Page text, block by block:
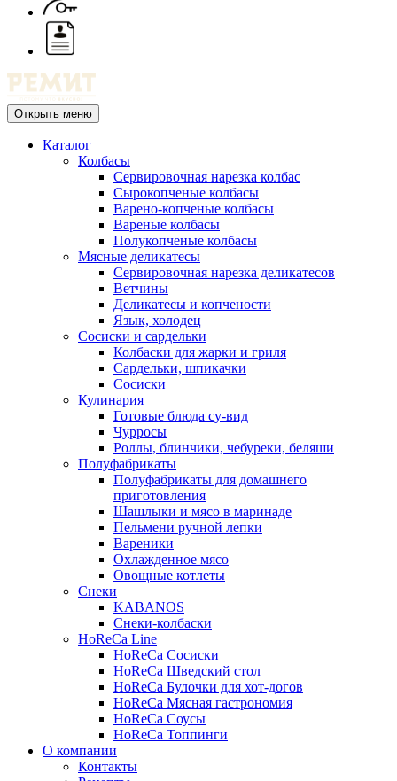
Открыть меню
Каталог
Колбасы
Сервировочная нарезка колбас
Сырокопченые колбасы
Варено-копченые колбасы
Вареные колбасы
Полукопченые колбасы
Мясные деликатесы
Сервировочная нарезка деликатесов
Ветчины
Деликатесы и копчености
Язык, холодец
Сосиски и сардельки
Колбаски для жарки и гриля
Сардельки, шпикачки
Сосиски
Кулинария
Готовые блюда су-вид
Чурросы
Роллы, блинчики, чебуреки, беляши
Полуфабрикаты
Полуфабрикаты для домашнего
приготовления
Шашлыки и мясо в маринаде
Пельмени ручной лепки
Вареники
Охлажденное мясо
Овощные котлеты
Снеки
KABANOS
Снеки-колбаски
HoReCa Line
HoReCa Сосиски
HoReCa Шведский стол
HoReCa Булочки для хот-догов
HoReCa Мясная гастрономия
HoReCa Соусы
HoReCa Топпинги
О компании
Контакты